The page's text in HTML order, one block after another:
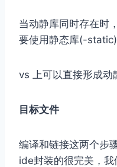
当动静库同时存在时
要使用静态库(-static)
vs 上可以直接形成动
目标文件
编译和链接这两个步
ide封装的很完美，